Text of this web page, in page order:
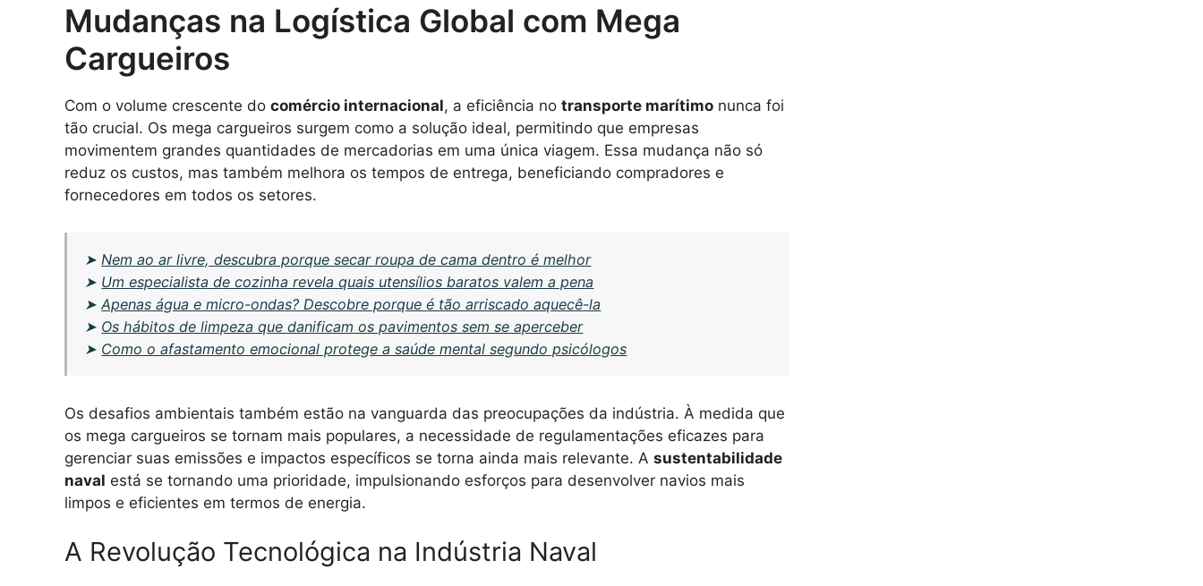
Mudanças na Logística Global com Mega
Cargueiros
Com o volume crescente do comércio internacional, a eficiência no transporte marítimo nunca foi
tão crucial. Os mega cargueiros surgem como a solução ideal, permitindo que empresas
movimentem grandes quantidades de mercadorias em uma única viagem. Essa mudança não só
reduz os custos, mas também melhora os tempos de entrega, beneficiando compradores e
fornecedores em todos os setores.
➤ Nem ao ar livre, descubra porque secar roupa de cama dentro é melhor
➤ Um especialista de cozinha revela quais utensílios baratos valem a pena
➤Apenas água e micro-ondas? Descobre porque é tão arriscado aquecê-la
➤ Os hábitos de limpeza que danificam os pavimentos sem se aperceber
➤ Como o afastamento emocional protege a saúde mental segundo psicólogos
Os desafios ambientais também estão na vanguarda das preocupações da indústria. À medida que
os mega cargueiros se tornam mais populares, a necessidade de regulamentações eficazes para
gerenciar suas emissões e impactos específicos se torna ainda mais relevante. A sustentabilidade
naval está se tornando uma prioridade, impulsionando esforços para desenvolver navios mais
limpos e eficientes em termos de energia.
A Revolução Tecnológica na Indústria Naval